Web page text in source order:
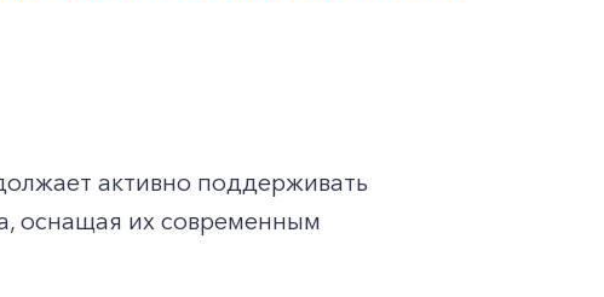
активно поддерживать
оснащая их современным